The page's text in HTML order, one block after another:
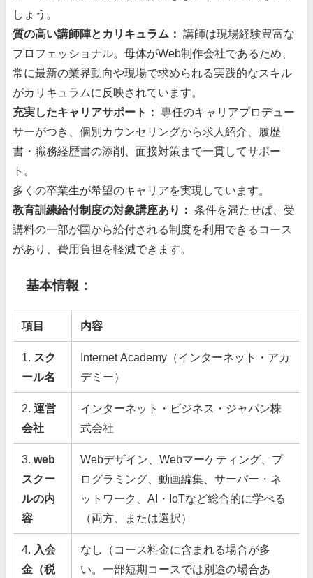
しょう。
質の高い講師陣とカリキュラム：
講師は現場経験豊富な
プロフェッショナル。母体がWeb制作会社であるため、
常に最新の業界動向や現場で求められる実践的なスキル
がカリキュラムに反映されています。
充実したキャリアサポート：
専任のキャリアプロデュー
サーがつき、個別カウンセリングから求人紹介、履歴
書・職務経歴書の添削、面接対策まで一貫してサポー
ト。
多くの卒業生が希望のキャリアを実現しています。
教育訓練給付制度の対象講座あり：
条件を満たせば、受
講料の一部が国から給付される制度を利用できるコース
があり、費用負担を軽減できます。
基本情報：
項目 内容
1.
スク
ール名
Internet Academy（インターネット・アカ
デミー）
2. 運営
会社
インターネット・ビジネス・ジャパン株
式会社
3. web
スクー
ルの内
容
Webデザイン、Webマーケティング、プ
ログラミング、動画編集、サーバー・ネ
ットワーク、AI・IoTなど総合的に学べる
（両方、または選択）
4.
入会
金（税
なし（コース料金に含まれる場合が多
い。一部短期コースでは別途の場合あ